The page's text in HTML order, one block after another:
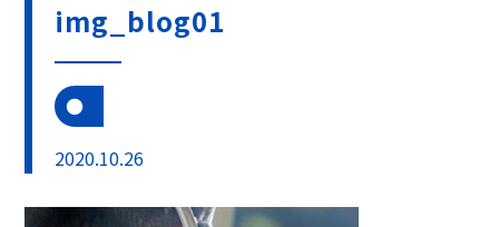
img_blog01
2020.10.26